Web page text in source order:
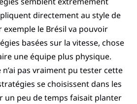
directement au style de
exemple le Brésil va pouvoir
basées sur la vitesse, chose
une équipe plus physique.
pas vraiment pu tester cette
se choisissent dans les
un peu de temps faisait planter